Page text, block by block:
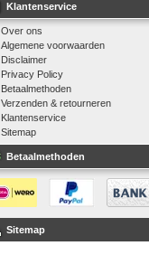
Klantenservice
Over ons
Algemene voorwaarden
Disclaimer
Privacy Policy
Betaalmethoden
Verzenden & retourneren
Klantenservice
Sitemap
Betaalmethoden
Sitemap